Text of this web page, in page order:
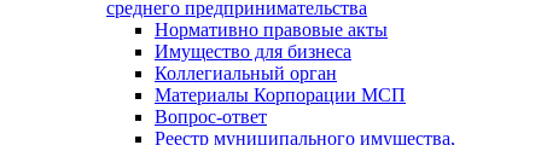
среднего предпринимательства
Нормативно правовые акты
Имущество для бизнеса
Коллегиальный орган
Материалы Корпорации МСП
Вопрос-ответ
Реестр муниципального имущества,